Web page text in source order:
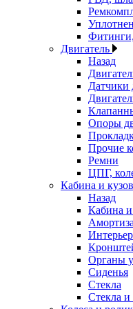
Двигатель
Назад
Датчики
Опоры
Прочие
Ремни
ЦПГ,
Кабина и кузов
Назад
Кабина и
Органы
Сиденья
Стекла
Стекла и